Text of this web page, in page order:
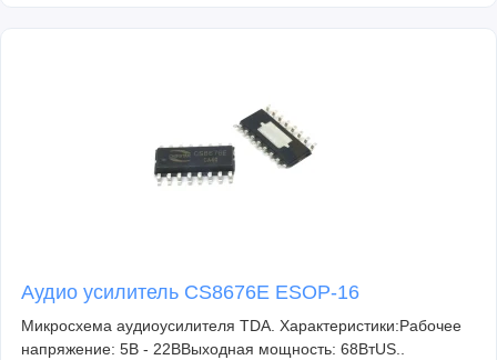
Аудио усилитель CS8676E ESOP-16
Микросхема аудиоусилителя TDA. Характеристики:Рабочее
напряжение: 5В - 22ВВыходная мощность: 68ВтUS..